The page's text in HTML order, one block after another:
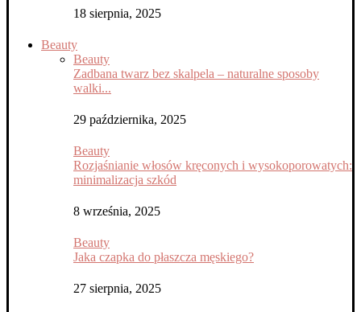
18 sierpnia, 2025
Beauty
Beauty
Zadbana twarz bez skalpela – naturalne sposoby
walki...
29 października, 2025
Beauty
Rozjaśnianie włosów kręconych i wysokoporowatych:
minimalizacja szkód
8 września, 2025
Beauty
Jaka czapka do płaszcza męskiego?
27 sierpnia, 2025